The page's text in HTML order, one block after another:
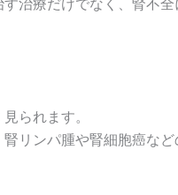
治療だけでなく、腎不
られます。
リンパ腫や腎細胞癌な